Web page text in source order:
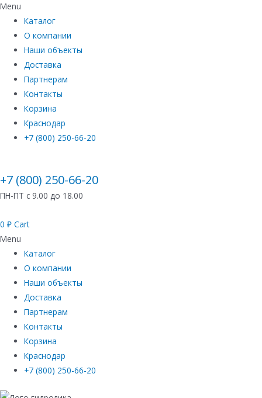
Menu
Каталог
О компании
Наши объекты
Доставка
Партнерам
Контакты
Корзина
Краснодар
+7 (800) 250-66-20
+7 (800) 250-66-20
ПН-ПТ с 9.00 до 18.00
0 ₽ Cart
Menu
Каталог
О компании
Наши объекты
Доставка
Партнерам
Контакты
Корзина
Краснодар
+7 (800) 250-66-20